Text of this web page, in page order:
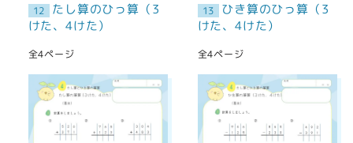
12
たし算のひっ算（3
けた、4けた）
全4ページ
13
ひき算のひっ算（3
けた、4けた）
全4ページ